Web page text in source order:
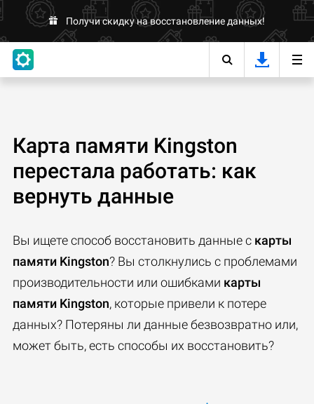
Получи скидку на восстановление данных!
Карта памяти Kingston
перестала работать: как
вернуть данные
Вы ищете способ восстановить данные с карты
памяти Kingston? Вы столкнулись с проблемами
производительности или ошибками карты
памяти Kingston, которые привели к потере
данных? Потеряны ли данные безвозвратно или,
может быть, есть способы их восстановить?